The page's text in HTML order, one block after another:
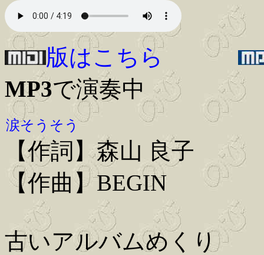
版はこちら
MP3で演奏中
涙そうそう
【作詞】森山 良子
【作曲】BEGIN
古いアルバムめくり